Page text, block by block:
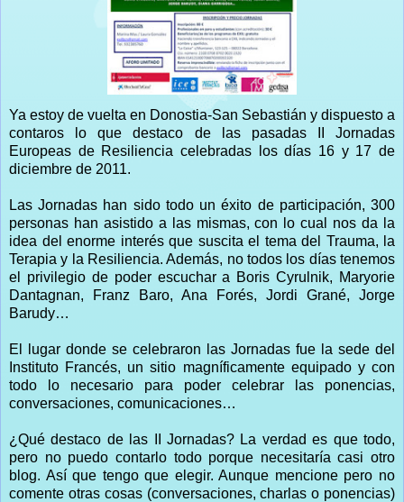
Ya estoy de vuelta en Donostia-San Sebastián y dispuesto a
contaros lo que destaco de las pasadas II Jornadas
Europeas de Resiliencia celebradas los días 16 y 17 de
diciembre de 2011.
Las Jornadas han sido todo un éxito de participación, 300
personas han asistido a las mismas, con lo cual nos da la
idea del enorme interés que suscita el tema del Trauma, la
Terapia y la Resiliencia. Además, no todos los días tenemos
el privilegio de poder escuchar a Boris Cyrulnik, Maryorie
Dantagnan, Franz Baro, Ana Forés, Jordi Grané, Jorge
Barudy…
El lugar donde se celebraron las Jornadas fue la sede del
Instituto Francés, un sitio magníficamente equipado y con
todo lo necesario para poder celebrar las ponencias,
conversaciones, comunicaciones…
¿Qué destaco de las II Jornadas? La verdad es que todo,
pero no puedo contarlo todo porque necesitaría casi otro
blog. Así que tengo que elegir. Aunque mencione pero no
comente otras cosas (conversaciones, charlas o ponencias)